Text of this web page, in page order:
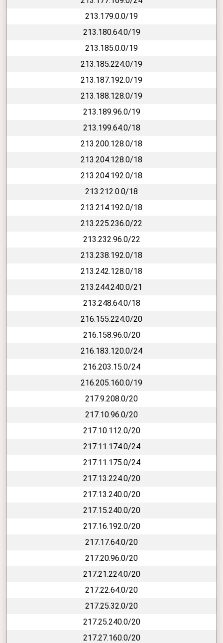
213.179.0.0/19
213.180.64.0/19
213.185.0.0/19
213.185.224.0/19
213.187.192.0/19
213.188.128.0/19
213.189.96.0/19
213.199.64.0/18
213.200.128.0/18
213.204.128.0/18
213.204.192.0/18
213.212.0.0/18
213.214.192.0/18
213.225.236.0/22
213.232.96.0/22
213.238.192.0/18
213.242.128.0/18
213.244.240.0/21
213.248.64.0/18
216.155.224.0/20
216.158.96.0/20
216.183.120.0/24
216.203.15.0/24
216.205.160.0/19
217.9.208.0/20
217.10.96.0/20
217.10.112.0/20
217.11.174.0/24
217.11.175.0/24
217.13.224.0/20
217.13.240.0/20
217.15.240.0/20
217.16.192.0/20
217.17.64.0/20
217.20.96.0/20
217.21.224.0/20
217.22.64.0/20
217.25.32.0/20
217.25.240.0/20
217.27.160.0/20